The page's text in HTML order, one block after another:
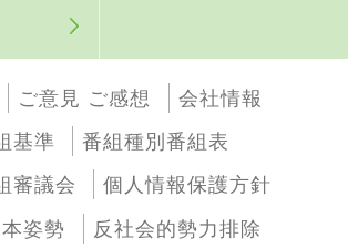
ご意見 ご感想
会社情報
基準
番組種別番組表
審議会
個人情報保護方針
姿勢
反社会的勢力排除